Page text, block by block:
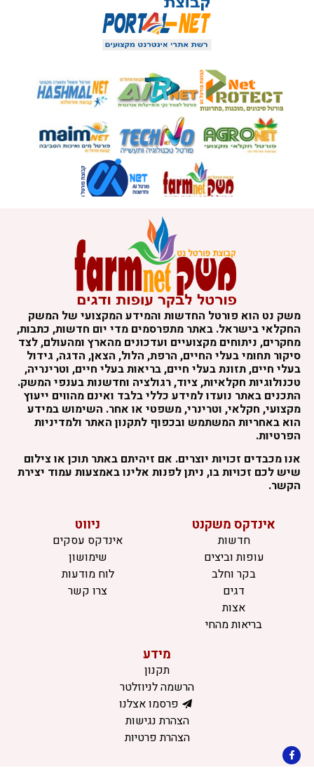
משק נט הוא פורטל החדשות והמידע המקצועי של המשק
החקלאי בישראל. באתר מתפרסמים מדי יום חדשות, כתבות,
מחקרים, ניתוחים מקצועיים ועדכונים מהארץ ומהעולם, לצד
סיקור תחומי בעלי החיים, הרפת, הלול, הצאן, הדגה, גידול
בעלי חיים, תזונת בעלי חיים, בריאות בעלי חיים, וטרינריה,
טכנולוגיות חקלאיות, ציוד, רגולציה וחדשנות בענפי המשק.
התכנים באתר נועדו למידע כללי בלבד ואינם מהווים ייעוץ
מקצועי, חקלאי, וטרינרי, משפטי או אחר. השימוש במידע
הוא באחריות המשתמש ובכפוף לתקנון האתר ולמדיניות
הפרטיות.
אנו מכבדים זכויות יוצרים. אם זיהיתם באתר תוכן או צילום
שיש לכם זכויות בו, ניתן לפנות אלינו באמצעות עמוד יצירת
הקשר.
אינדקס משקנט
חדשות
עופות וביצים
בקר וחלב
דגים
אצות
בריאות מהחי
ניווט
אינדקס עסקים
שימושון
לוח מודעות
צרו קשר
מידע
תקנון
הרשמה לניוזלטר
פרסמו אצלנו
הצהרת נגישות
הצהרת פרטיות